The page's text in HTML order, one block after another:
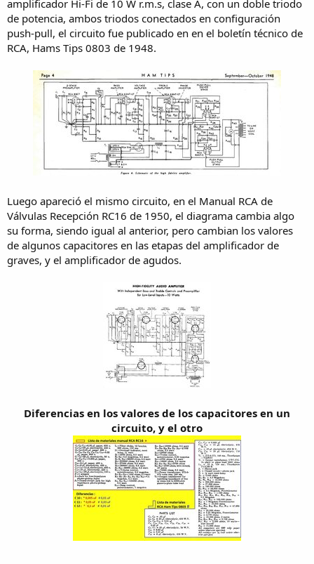
amplificador Hi-Fi de 10 W r.m.s, clase A, con un doble triodo
de potencia, ambos triodos conectados en configuración
push-pull, el circuito fue publicado en en el boletín técnico de
RCA, Hams Tips 0803 de 1948.
Luego apareció el mismo circuito, en el Manual RCA de
Válvulas Recepción RC16 de 1950, el diagrama cambia algo
su forma, siendo igual al anterior, pero cambian los valores
de algunos capacitores en las etapas del amplificador de
graves, y el amplificador de agudos.
Diferencias en los valores de los capacitores en un
circuito, y el otro